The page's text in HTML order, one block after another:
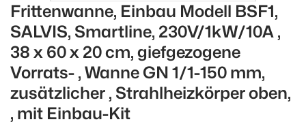
Frittenwanne, Einbau Modell BSF1,
SALVIS, Smartline, 230V/1kW/10A ,
38 x 60 x 20 cm, giefgezogene
Vorrats- , Wanne GN 1/1-150 mm,
zusätzlicher , Strahlheizkörper oben,
, mit Einbau-Kit